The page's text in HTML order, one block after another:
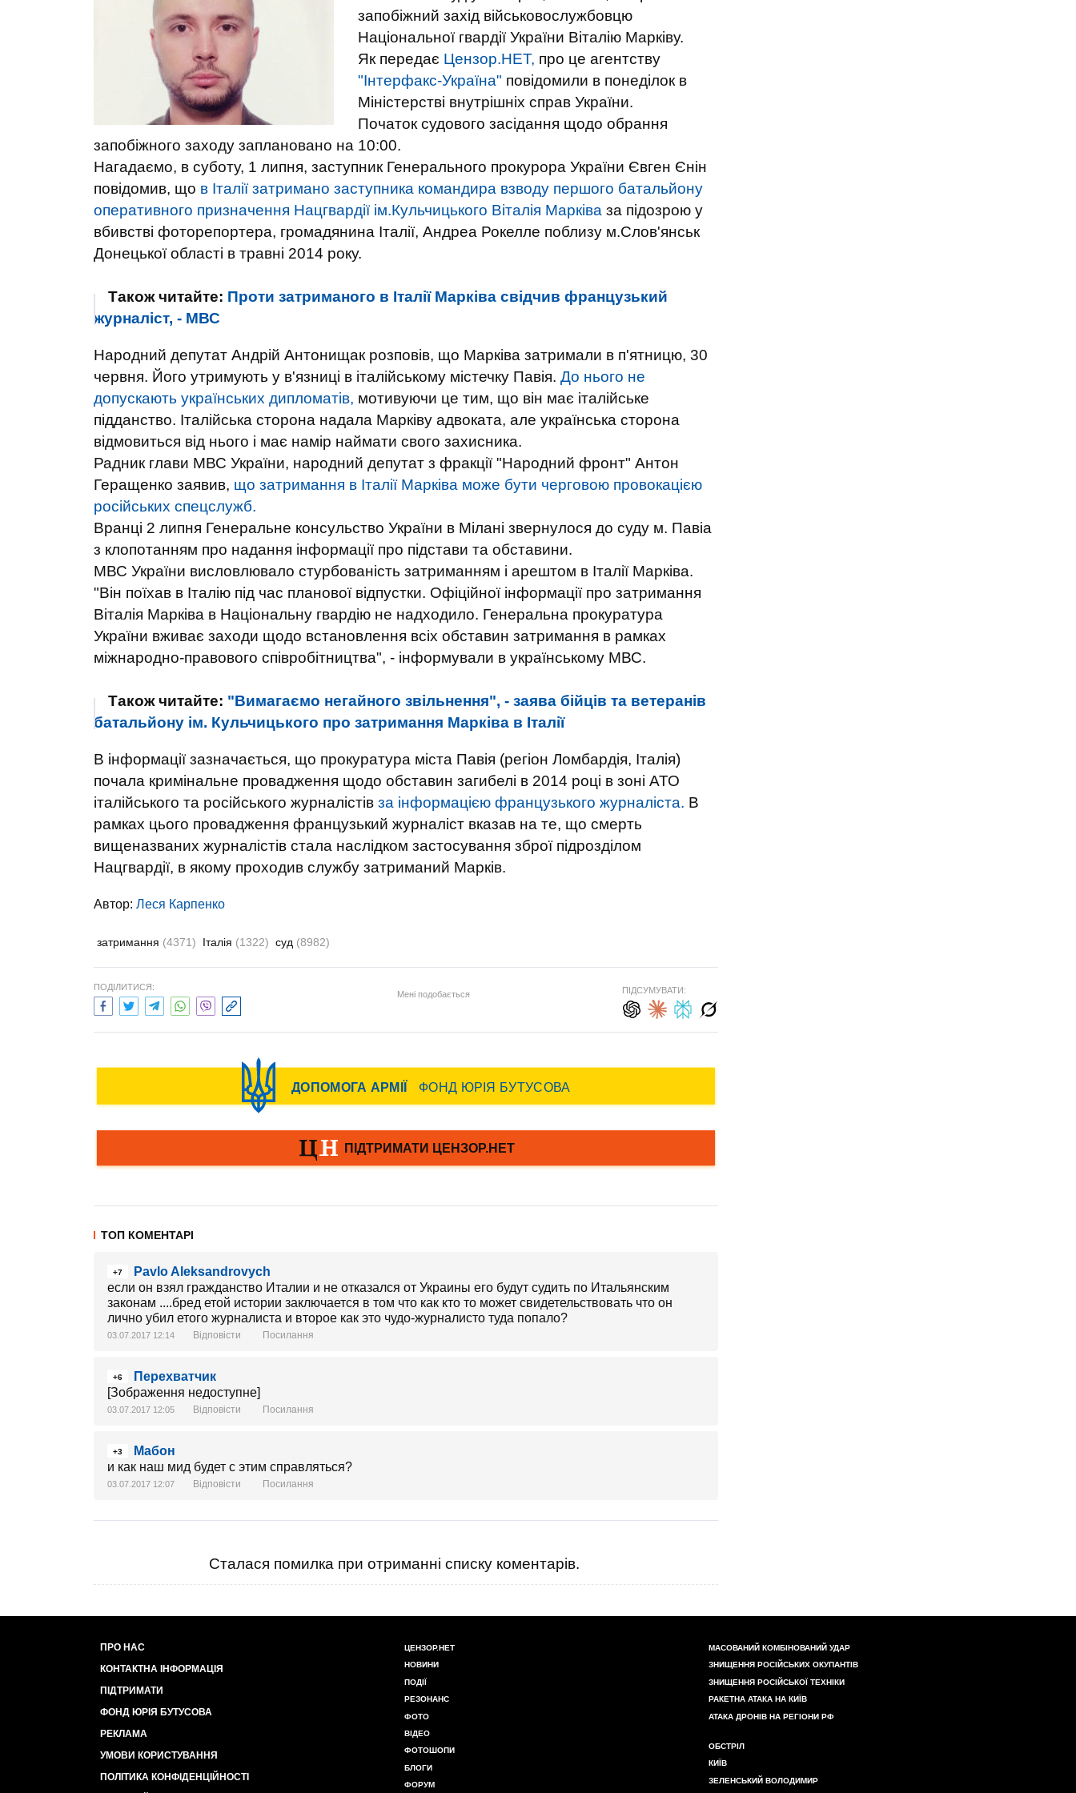
запобіжний захід військовослужбовцю
Національної гвардії України Віталію Марківу.
Як передає Цензор.НЕТ, про це агентству
"Інтерфакс-Україна" повідомили в понеділок в
Міністерстві внутрішніх справ України.
Початок судового засідання щодо обрання
запобіжного заходу заплановано на 10:00.
Нагадаємо, в суботу, 1 липня, заступник Генерального прокурора України Євген Єнін
повідомив, що в Італії затримано заступника командира взводу першого батальйону
оперативного призначення Нацгвардії ім.Кульчицького Віталія Марківа за підозрою у
вбивстві фоторепортера, громадянина Італії, Андреа Рокелле поблизу м.Слов'янськ
Донецької області в травні 2014 року.
Також читайте: Проти затриманого в Італії Марківа свідчив французький
журналіст, - МВС
Народний депутат Андрій Антонищак розповів, що Марківа затримали в п'ятницю, 30
червня. Його утримують у в'язниці в італійському містечку Павія. До нього не
допускають українських дипломатів, мотивуючи це тим, що він має італійське
підданство. Італійська сторона надала Марківу адвоката, але українська сторона
відмовиться від нього і має намір наймати свого захисника.
Радник глави МВС України, народний депутат з фракції "Народний фронт" Антон
Геращенко заявив, що затримання в Італії Марківа може бути черговою провокацією
російських спецслужб.
Вранці 2 липня Генеральне консульство України в Мілані звернулося до суду м. Павіа
з клопотанням про надання інформації про підстави та обставини.
МВС України висловлювало стурбованість затриманням і арештом в Італії Марківа.
"Він поїхав в Італію під час планової відпустки. Офіційної інформації про затримання
Віталія Марківа в Національну гвардію не надходило. Генеральна прокуратура
України вживає заходи щодо встановлення всіх обставин затримання в рамках
міжнародно-правового співробітництва", - інформували в українському МВС.
Також читайте: "Вимагаємо негайного звільнення", - заява бійців та ветеранів
батальйону ім. Кульчицького про затримання Марківа в Італії
В інформації зазначається, що прокуратура міста Павія (регіон Ломбардія, Італія)
почала кримінальне провадження щодо обставин загибелі в 2014 році в зоні АТО
італійського та російського журналістів за інформацією французького журналіста. В
рамках цього провадження французький журналіст вказав на те, що смерть
вищеназваних журналістів стала наслідком застосування зброї підрозділом
Нацгвардії, в якому проходив службу затриманий Марків.
Автор: Леся Карпенко
затримання (4371) Італія (1322) суд (8982)
ПОДІЛИТИСЯ:
Мені подобається ПІДСУМУВАТИ:
ТОП КОМЕНТАРІ
+7
Pavlo Aleksandrovych
если он взял гражданство Италии и не отказался от Украины его будут судить по Итальянским
законам ....бред етой истории заключается в том что как кто то может свидетельствовать что он
лично убил етого журналиста и второе как это чудо-журналисто туда попало?
03.07.2017 12:14 Відповісти Посилання
+6
Перехватчик
[Зображення недоступне]
03.07.2017 12:05 Відповісти Посилання
+3
Мабон
и как наш мид будет с этим справляться?
03.07.2017 12:07 Відповісти Посилання
Сталася помилка при отриманні списку коментарів.
ПРО НАС
КОНТАКТНА ІНФОРМАЦІЯ
ПІДТРИМАТИ
ФОНД ЮРІЯ БУТУСОВА
РЕКЛАМА
УМОВИ КОРИСТУВАННЯ
ПОЛІТИКА КОНФІДЕНЦІЙНОСТІ
ЦЕНЗОР.НЕТ
НОВИНИ
ПОДІЇ
РЕЗОНАНС
ФОТО
ВІДЕО
ФОТОШОПИ
БЛОГИ
ФОРУМ
МАСОВАНИЙ КОМБІНОВАНИЙ УДАР
ЗНИЩЕННЯ РОСІЙСЬКИХ ОКУПАНТІВ
ЗНИЩЕННЯ РОСІЙСЬКОЇ ТЕХНІКИ
РАКЕТНА АТАКА НА КИЇВ
АТАКА ДРОНІВ НА РЕГІОНИ РФ
ОБСТРІЛ
КИЇВ
ЗЕЛЕНСЬКИЙ ВОЛОДИМИР